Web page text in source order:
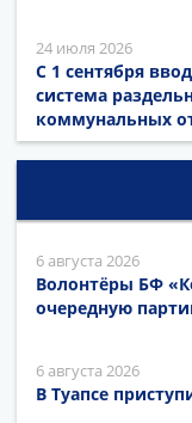
24 июля 2026
С 1 сентября
система
коммунальных
6 августа 2026
Волонтёры БФ
очередную
6 августа 2026
В Туапсе